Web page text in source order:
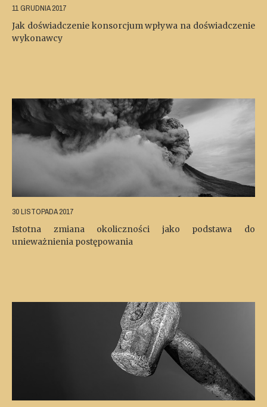
11 GRUDNIA 2017
Jak doświadczenie konsorcjum wpływa na doświadczenie
wykonawcy
30 LISTOPADA 2017
Istotna zmiana okoliczności jako podstawa do
unieważnienia postępowania